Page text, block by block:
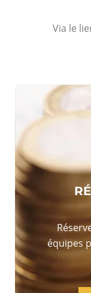
Via le
équipes